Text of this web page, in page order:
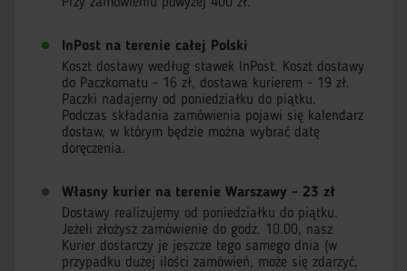
InPost na terenie całej Polski
Koszt dostawy według stawek InPost. Koszt dostawy
do Paczkomatu - 16 zł, dostawa kurierem - 19 zł.
Paczki nadajemy od poniedziałku do piątku.
Podczas składania zamówienia pojawi się kalendarz
dostaw, w którym będzie można wybrać datę
doręczenia.
Własny kurier na terenie Warszawy - 23 zł
Dostawy realizujemy od poniedziałku do piątku.
Jeżeli złożysz zamówienie do godz. 10.00, nasz
Kurier dostarczy je jeszcze tego samego dnia (w
przypadku dużej ilości zamówień, może się zdarzyć,